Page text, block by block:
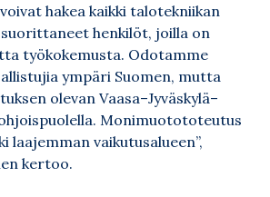
hakea kaikki talotekniikan
henkilöt, joilla on
työkokemusta. Odotamme
ympäri Suomen, mutta
olevan Vaasa–Jyväskylä–
Monimuotototeutus
laajemman vaikutusalueen”,
kertoo.